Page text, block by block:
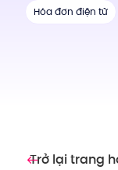
Hóa đơn điện tử
Trở lại trang